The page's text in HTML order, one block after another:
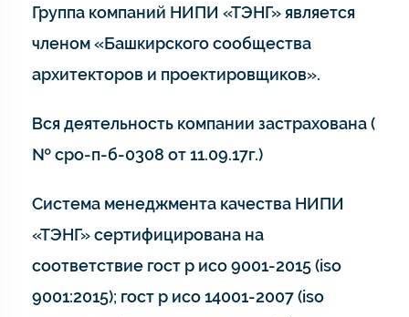
Группа компаний НИПИ «ТЭНГ» является
членом «Башкирского сообщества
архитекторов и проектировщиков».
Вся деятельность компании застрахована (
№ сро-п-б-0308 от 11.09.17г.)
Система менеджмента качества НИПИ
«ТЭНГ» сертифицирована на
соответствие гост р исо 9001-2015 (iso
9001:2015); гост р исо 14001-2007 (iso